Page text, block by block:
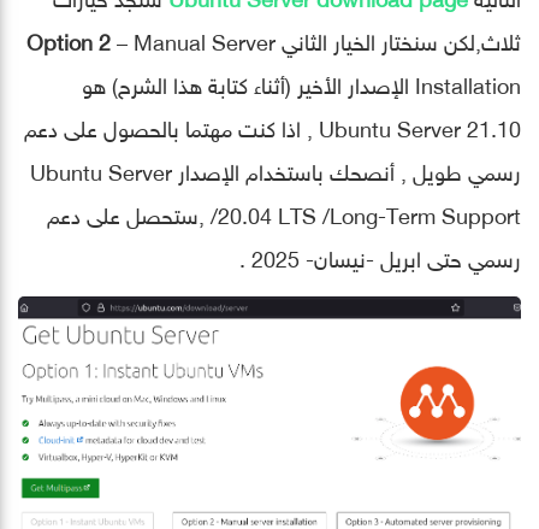
ثلاث,لكن سنختار الخيار الثاني
Option 2– Manual Server
Installation الإصدار الأخير (أثناء كتابة هذا الشرح) هو
Ubuntu Server 21.10 , اذا كنت مهتما بالحصول على دعم
رسمي طويل , أنصحك باستخدام الإصدار Ubuntu Server
20.04 LTS /Long-Term Support/ ,ستحصل على دعم
رسمي حتى ابريل -نيسان- 2025 .